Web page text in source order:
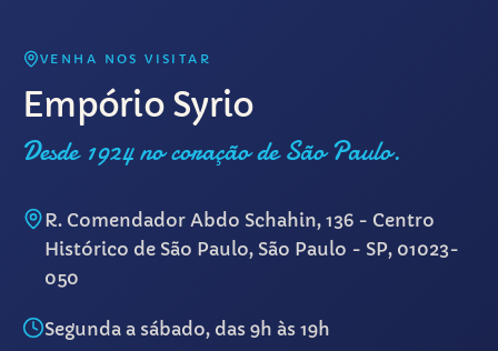
VENHA NOS VISITAR
Empório Syrio
Desde 1924 no coração de São Paulo.
R. Comendador Abdo Schahin, 136 - Centro
Histórico de São Paulo, São Paulo - SP, 01023-
050
Segunda a sábado, das 9h às 19h